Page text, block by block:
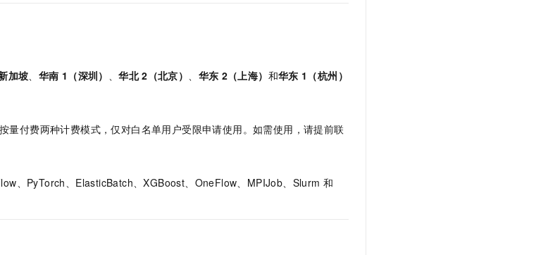
加坡、 华南 1（深圳） 、华北 2（北京） 、 华东 2（上海） 和华东 1（杭州）
量付费两种计费模式，仅对白名单用户受限申请使用。如需使用，请提前联
、PyTorch、ElasticBatch、XGBoost、OneFlow、MPIJob、Slurm 和
模型服务平台百炼-智能体
工智能平台 PAI
万有无界
秒悟
建站系统